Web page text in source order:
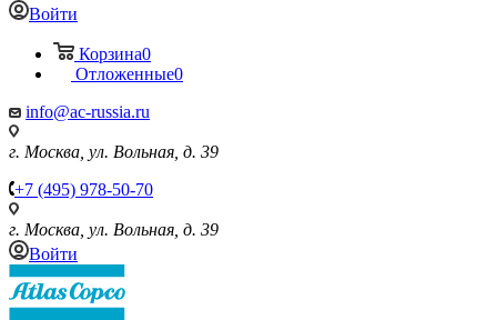
Войти
Корзина0
Отложенные0
info@ac-russia.ru
г. Москва, ул. Вольная, д. 39
+7 (495) 978-50-70
г. Москва, ул. Вольная, д. 39
Войти